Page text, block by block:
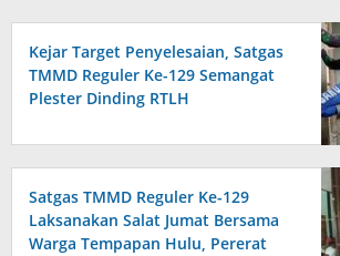
Kejar Target Penyelesaian, Satgas
TMMD Reguler Ke-129 Semangat
Plester Dinding RTLH
Satgas TMMD Reguler Ke-129
Laksanakan Salat Jumat Bersama
Warga Tempapan Hulu, Pererat